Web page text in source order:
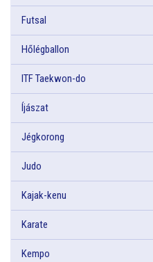
Futsal
Hőlégballon
ITF Taekwon-do
Íjászat
Jégkorong
Judo
Kajak-kenu
Karate
Kempo